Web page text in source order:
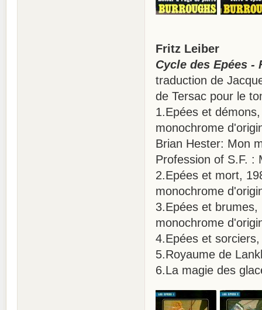
Fritz Leiber
Cycle des Epées
traduction de
de Tersac pour le
1.Epées et
monochrome
Brian Hester: Mon
Profession of S.F. :
2.Epées et mort,
monochrome
3.Epées et
monochrome
4.Epées et
5.Royaume de
6.La magie des